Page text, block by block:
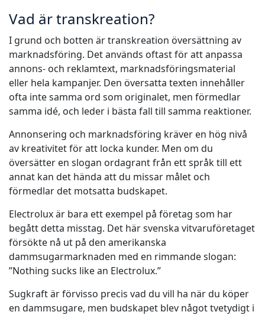
Alla lösningar
Lösningar per Bransch
Life Science
Tillverkningsindustri
Finans
Offentliga Institutioner
Försvar & Säkerhet
Alla branscher
Meet Lia
Fast, smart and scalable AI translation
Bli en del av vårt globala nätverk
Vad är transkreation?
I grund och botten är transkreation översättning av
marknadsföring. Det används oftast för att anpassa
annons- och reklamtext, marknadsföringsmaterial
eller hela kampanjer. Den översatta texten innehåller
ofta inte samma ord som originalet, men förmedlar
samma idé, och leder i bästa fall till samma reaktioner.
Annonsering och marknadsföring kräver en hög nivå
av kreativitet för att locka kunder. Men om du
översätter en slogan ordagrant från ett språk till ett
annat kan det hända att du missar målet och
förmedlar det motsatta budskapet.
Electrolux är bara ett exempel på företag som har
begått detta misstag. Det här svenska vitvaruföretaget
försökte nå ut på den amerikanska
dammsugarmarknaden med en rimmande slogan:
”Nothing sucks like an Electrolux.”
Sugkraft är förvisso precis vad du vill ha när du köper
en dammsugare, men budskapet blev något tvetydigt i